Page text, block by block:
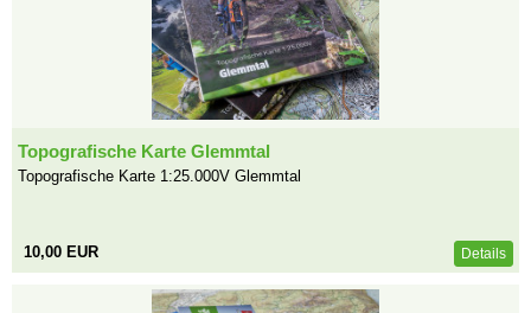
Topografische Karte Glemmtal
Topografische Karte 1:25.000V Glemmtal
10,00 EUR Details